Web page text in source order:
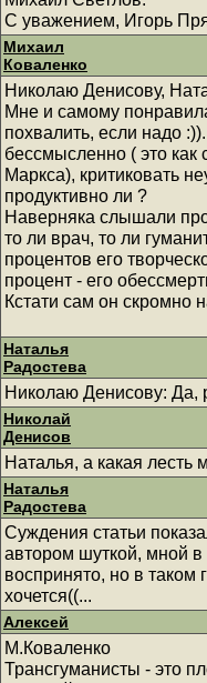
С уважением, Игорь
Михаил
Коваленко
Николаю Денисову,
Мне и самому
похвалить, если надо
бессмысленно ( это как
Маркса), критиковать
продуктивно ли ?
Наверняка слышали
то ли врач, то ли
процентов его
процент - его
Кстати сам он скромно
Наталья
Радостева
Николаю Денисову: Да,
Николай
Денисов
Наталья, а какая лесть
Наталья
Радостева
Суждения статьи
автором шуткой, мной в
воспринято, но в таком
хочется((...
Алексей
М.Коваленко
Трансгуманисты - это